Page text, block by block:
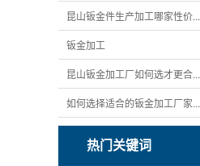
昆山钣金件生产加工哪家性价...
钣金加工
昆山钣金加工厂如何选才更合...
如何选择适合的钣金加工厂家...
热门关键词